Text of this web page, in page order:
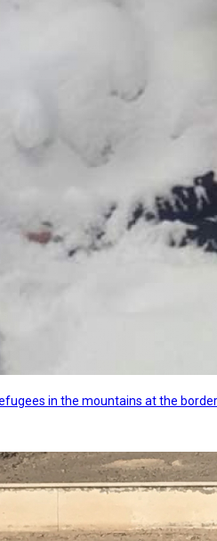
in the mountains at the